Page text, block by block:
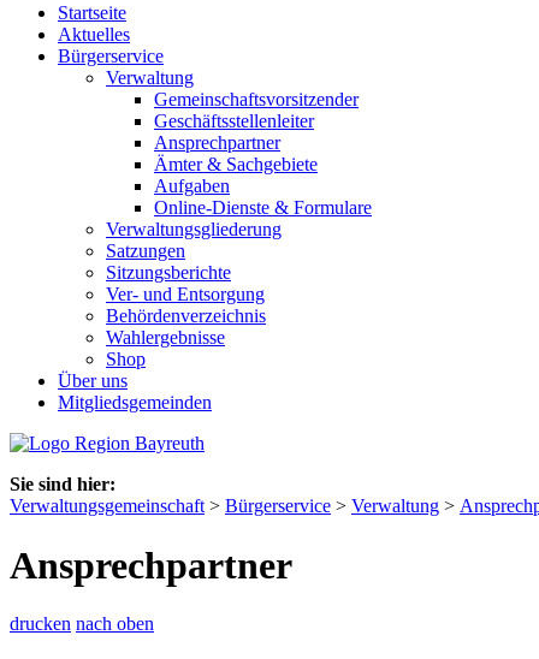
Startseite
Aktuelles
Bürgerservice
Verwaltung
Gemeinschaftsvorsitzender
Geschäftsstellenleiter
Ansprechpartner
Ämter & Sachgebiete
Aufgaben
Online-Dienste & Formulare
Verwaltungsgliederung
Satzungen
Sitzungsberichte
Ver- und Entsorgung
Behördenverzeichnis
Wahlergebnisse
Shop
Über uns
Mitgliedsgemeinden
Sie sind hier:
Verwaltungsgemeinschaft > Bürgerservice > Verwaltung >
Ansprechpartner
drucken nach oben